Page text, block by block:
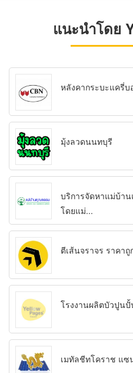
แนะนำโดย
หลังคากระบะแครี่บ
มุ้งลวดนนทบุรี
บริการจัดหาแม่บ้าน
โดยแม่...
ตีเส้นจราจร ราคา
โรงงานผลิตบัวปูน
เมทัลชีทโคราช แซ